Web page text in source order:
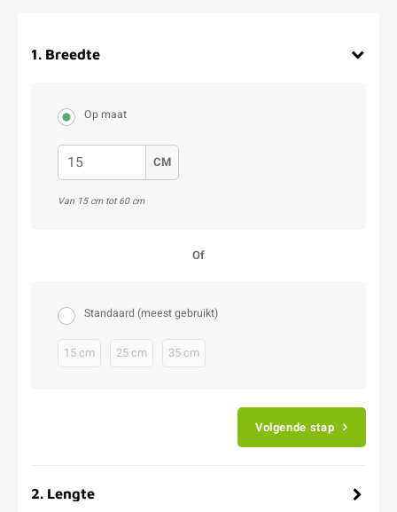
1. Breedte
Op maat
CM
Van 15 cm tot 60 cm
Of
Standaard (meest gebruikt)
15 cm 25 cm 35 cm
Volgende stap
2. Lengte